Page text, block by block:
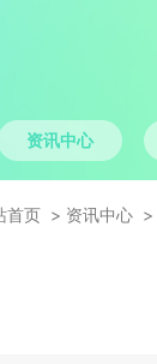
资讯中心
首页 资讯中心